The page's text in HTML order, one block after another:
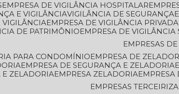
EMPRESA DE VIGILÂNCIA HOSPITALAR
E VIGILÂNCIA VIGILÂNCIA DE SEGURANÇA
VIGILÂNCIA
EMPRESA DE VIGILÂNCIA PRIVADA
DE PATRIMÔNIO
EMPRESA DE
EMPRESAS
PARA CONDOMÍNIO
EMPRESA DE
EMPRESA DE SEGURANÇA E ZELADORIA
E ZELADORIA
EMPRESA ZELADORIA
EMPRESAS